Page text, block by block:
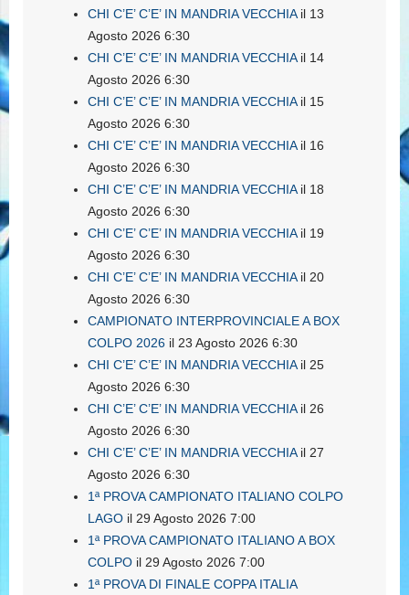
CHI C’E’ C’E’ IN MANDRIA VECCHIAil 13
Agosto 2026 6:30
CHI C’E’ C’E’ IN MANDRIA VECCHIAil 14
Agosto 2026 6:30
CHI C’E’ C’E’ IN MANDRIA VECCHIAil 15
Agosto 2026 6:30
CHI C’E’ C’E’ IN MANDRIA VECCHIAil 16
Agosto 2026 6:30
CHI C’E’ C’E’ IN MANDRIA VECCHIAil 18
Agosto 2026 6:30
CHI C’E’ C’E’ IN MANDRIA VECCHIAil 19
Agosto 2026 6:30
CHI C’E’ C’E’ IN MANDRIA VECCHIAil 20
Agosto 2026 6:30
CAMPIONATO INTERPROVINCIALE A BOX
COLPO 2026 il 23 Agosto 2026 6:30
CHI C’E’ C’E’ IN MANDRIA VECCHIAil 25
Agosto 2026 6:30
CHI C’E’ C’E’ IN MANDRIA VECCHIAil 26
Agosto 2026 6:30
CHI C’E’ C’E’ IN MANDRIA VECCHIAil 27
Agosto 2026 6:30
1ª PROVA CAMPIONATO ITALIANO COLPO
LAGO il 29 Agosto 2026 7:00
1ª PROVA CAMPIONATO ITALIANO A BOX
COLPO il 29 Agosto 2026 7:00
1ª PROVA DI FINALE COPPA ITALIA